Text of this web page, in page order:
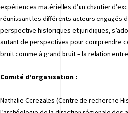
expériences matérielles d’un chantier
réunissant les différents acteurs engagés
perspective historiques et juridiques,
autant de perspectives pour comprendre
bruit comme à grand bruit – la relation
Comité d’organisation :
Nathalie Cerezales (Centre de recherche